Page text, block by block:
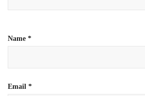
Name *
Email *